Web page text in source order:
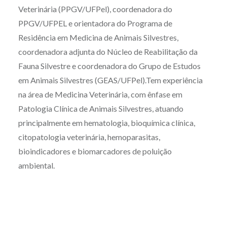
Veterinária (PPGV/UFPel), coordenadora do
PPGV/UFPEL e orientadora do Programa de
Residência em Medicina de Animais Silvestres,
coordenadora adjunta do Núcleo de Reabilitação da
Fauna Silvestre e coordenadora do Grupo de Estudos
em Animais Silvestres (GEAS/UFPel).Tem experiência
na área de Medicina Veterinária, com ênfase em
Patologia Clínica de Animais Silvestres, atuando
principalmente em hematologia, bioquímica clínica,
citopatologia veterinária, hemoparasitas,
bioindicadores e biomarcadores de poluição
ambiental.